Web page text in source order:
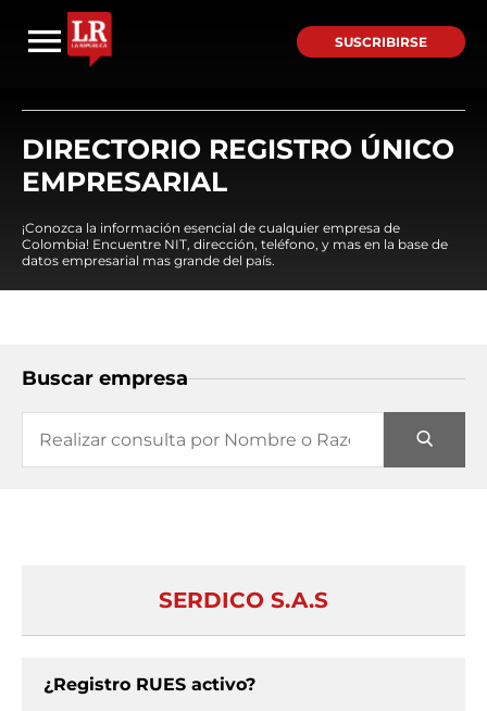
SUSCRIBIRSE
DIRECTORIO REGISTRO ÚNICO
EMPRESARIAL
¡Conozca la información esencial de cualquier empresa de
Colombia! Encuentre NIT, dirección, teléfono, y mas en la base de
datos empresarial mas grande del país.
Buscar empresa
SERDICO S.A.S
¿Registro RUES activo?